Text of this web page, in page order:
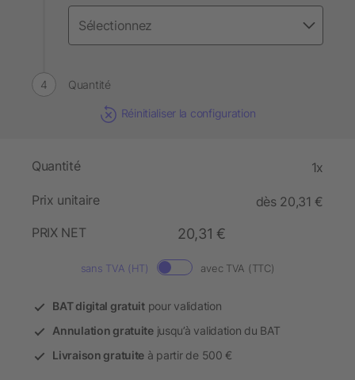
Quantité
Réinitialiser la configuration
Quantité 1x
Prix unitaire
dès 20,31 €
PRIX NET
20,31 €
sans TVA (HT) avec TVA (TTC)
BAT digital gratuitpour validation
Annulation gratuitejusqu’à validation du BAT
Livraison gratuite à partir de 500 €